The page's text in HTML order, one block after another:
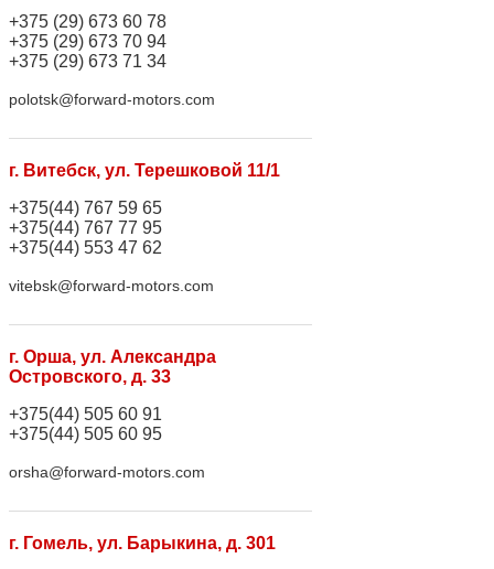
+375 (29) 673 60 78
+375 (29) 673 70 94
+375 (29) 673 71 34
polotsk@forward-motors.com
г. Витебск, ул. Терешковой 11/1
+375(44) 767 59 65
+375(44) 767 77 95
+375(44) 553 47 62
vitebsk@forward-motors.com
г. Орша, ул. Александра
Островского, д. 33
+375(44) 505 60 91
+375(44) 505 60 95
orsha@forward-motors.com
г. Гомель, ул. Барыкина, д. 301